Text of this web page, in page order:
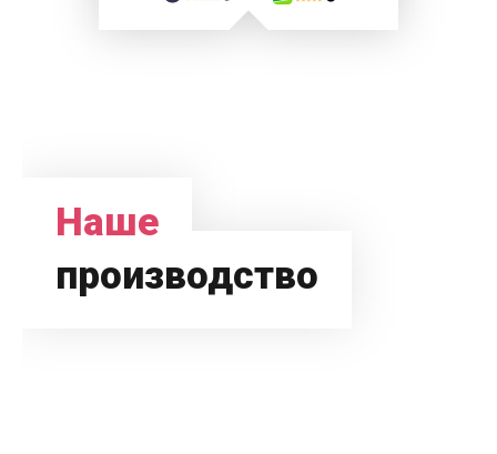
Наше
производство